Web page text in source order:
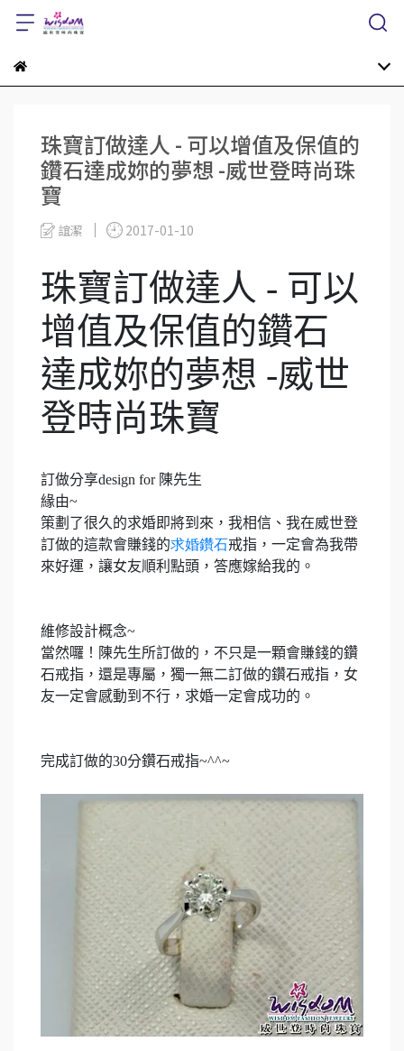
珠寶訂做達人 - 可以增值及保值的
鑽石達成妳的夢想 -威世登時尚珠
寶
誼潔 2017-01-10
珠寶訂做達人 - 可以
增值及保值的鑽石
達成妳的夢想 -威世
登時尚珠寶
訂做分享design for 陳先生
緣由~
策劃了很久的求婚即將到來，我相信、我在威世登
訂做的這款會賺錢的求婚鑽石戒指，一定會為我帶
來好運，讓女友順利點頭，答應嫁給我的。
維修設計概念~
當然囉！陳先生所訂做的，不只是一顆會賺錢的鑽
石戒指，還是專屬，獨一無二訂做的鑽石戒指，女
友一定會感動到不行，求婚一定會成功的。
完成訂做的30分鑽石戒指~^^~